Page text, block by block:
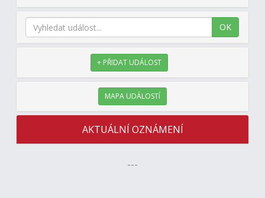
OK
+ PŘIDAT UDÁLOST
MAPA UDÁLOSTÍ
AKTUÁLNÍ OZNÁMENÍ
---